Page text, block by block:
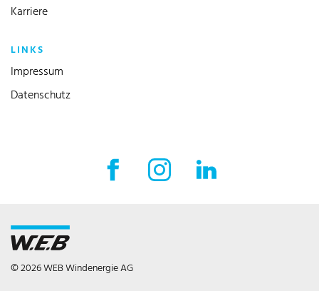
Karriere
LINKS
Impressum
Datenschutz
Facebook Externer Link
Instagram Externer Link
© 2026 WEB Windenergie AG